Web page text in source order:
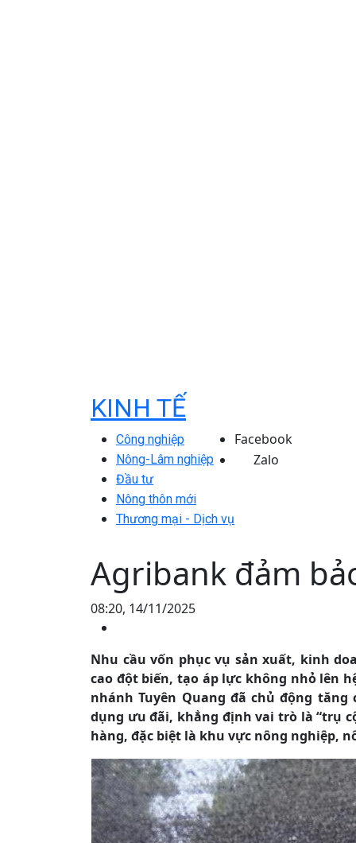
KINH TẾ
Công nghiệp
Nông-Lâm nghiệp
Đầu tư
Nông thôn mới
Thương mại - Dịch vụ
Facebook
Zalo
Agribank đảm
08:20, 14/11/2025
Nhu cầu vốn phục vụ sản xuất, kinh
cao đột biến, tạo áp lực không nhỏ lên
nhánh Tuyên Quang đã chủ động
dụng ưu đãi, khẳng định vai trò là “trụ
hàng, đặc biệt là khu vực nông nghiệp,